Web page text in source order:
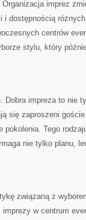
imprez
dostępnością
centrów
stylu, który
Dobra impreza to nie
się zaproszeni
pokolenia. Tego
nie tylko planu,
związaną z
w centrum